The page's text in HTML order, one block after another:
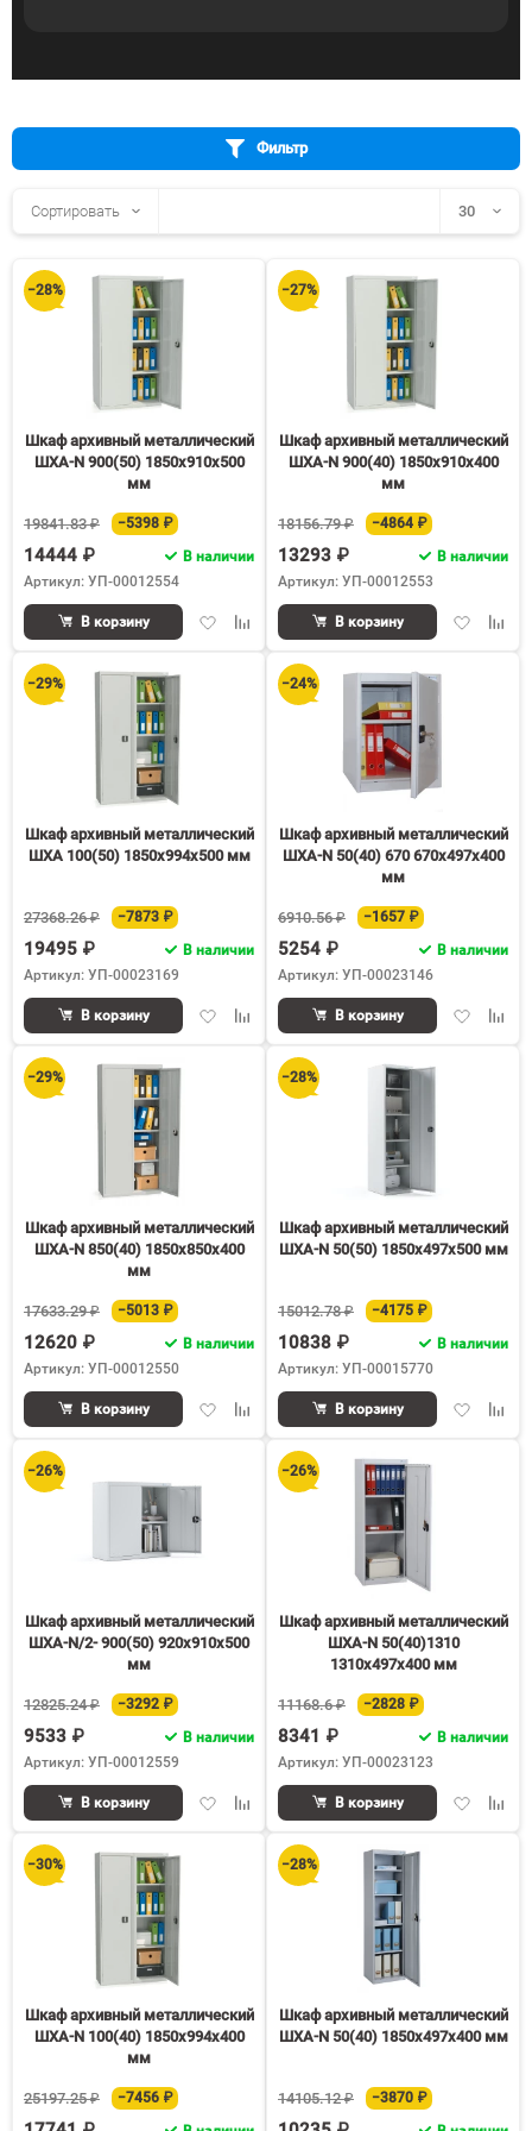
Фильтр
Сортировать 30
30
−28%
Шкаф архивный металлический
ШХА-N 900(50) 1850х910х500
мм
19841.83 ₽ −5398 ₽
14444 ₽
В наличии
Артикул: УП-00012554
ДобавитьДобавить
сравнению
В корзину
−27%
Шкаф архивный металлический
ШХА-N 900(40) 1850х910х400
мм
18156.79 ₽ −4864 ₽
13293 ₽
В наличии
Артикул: УП-00012553
Добавить
В корзину
−29%
Шкаф архивный металлический
ШХА 100(50) 1850х994х500 мм
27368.26 ₽ −7873 ₽
19495 ₽
В наличии
Артикул: УП-00023169
ДобавитьДобавить
сравнению
В корзину
−24%
Шкаф архивный металлический
ШХА-N 50(40) 670 670х497х400
мм
6910.56 ₽ −1657 ₽
5254 ₽
В наличии
Артикул: УП-00023146
Добавить
В корзину
−29%
Шкаф архивный металлический
ШХА-N 850(40) 1850х850х400
мм
17633.29 ₽ −5013 ₽
12620 ₽
В наличии
Артикул: УП-00012550
ДобавитьДобавить
сравнению
В корзину
−28%
Шкаф архивный металлический
ШХА-N 50(50) 1850х497х500 мм
15012.78 ₽ −4175 ₽
10838 ₽
В наличии
Артикул: УП-00015770
Добавить
В корзину
−26%
Шкаф архивный металлический
ШХА-N/2- 900(50) 920х910х500
мм
12825.24 ₽ −3292 ₽
9533 ₽
В наличии
Артикул: УП-00012559
ДобавитьДобавить
сравнению
В корзину
−26%
Шкаф архивный металлический
ШХА-N 50(40)1310
1310х497х400 мм
11168.6 ₽ −2828 ₽
8341 ₽
В наличии
Артикул: УП-00023123
Добавить
В корзину
−30%
Шкаф архивный металлический
ШХА-N 100(40) 1850х994х400
мм
25197.25 ₽ −7456 ₽
−28%
Шкаф архивный металлический
ШХА-N 50(40) 1850х497х400 мм
14105.12 ₽ −3870 ₽